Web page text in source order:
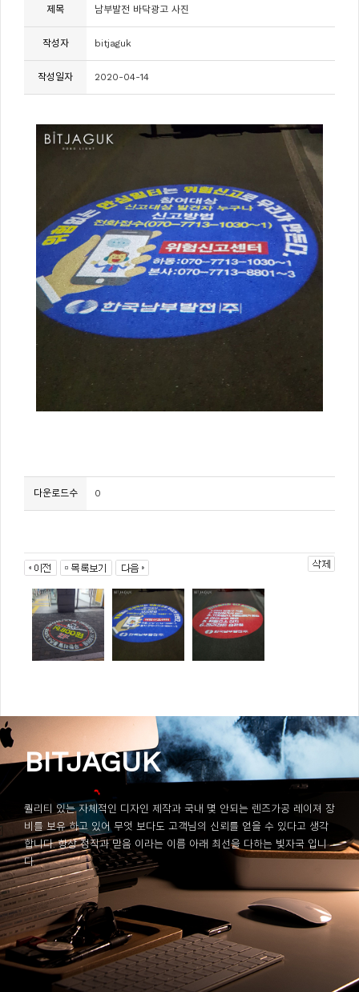
제목 남부발전 바닥광고 사진
작성자 bitjaguk
작성일자 2020-04-14
다운로드수 0
BITJAGUK
퀄리티 있는 자체적인 디자인 제작과 국내 몇 안되는 렌즈가공 레이져 장
비를 보유 하고 있어 무엇 보다도 고객님의 신뢰를 얻을 수 있다고 생각
합니다. 항상 정직과 믿음 이라는 이름 아래 최선을 다하는 빛자국 입니
다.